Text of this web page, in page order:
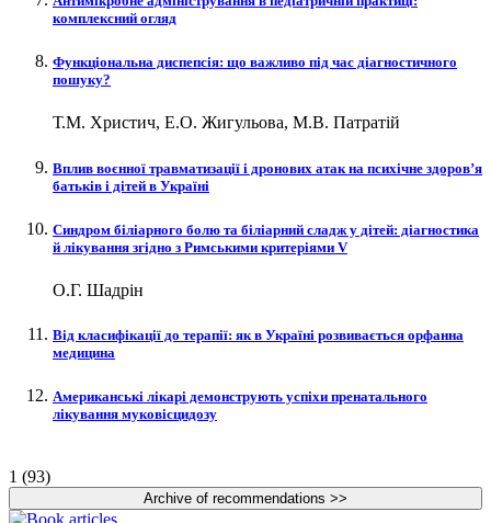
комплексний огляд
Функціональна диспепсія: що важливо під час діагностичного
пошуку?
Т.М. Христич, Е.О. Жигульова, М.В. Патратій
Вплив воєнної травматизації і дронових атак на психічне здоров’я
батьків і дітей в Україні
Синдром біліарного болю та біліарний сладж у дітей: діагностика
й лікування згідно з Римськими критеріями V
О.Г. Шадрін
Від класифікації до терапії: як в Україні розвивається орфанна
медицина
Американські лікарі демонструють успіхи пренатального
лікування муковісцидозу
1 (93)